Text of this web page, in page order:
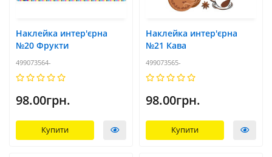
Наклейка интер'єрна
№20 Фрукти
499073564-
98.00грн.
Купити
Наклейка интер'єрна
№21 Кава
499073565-
98.00грн.
Купити